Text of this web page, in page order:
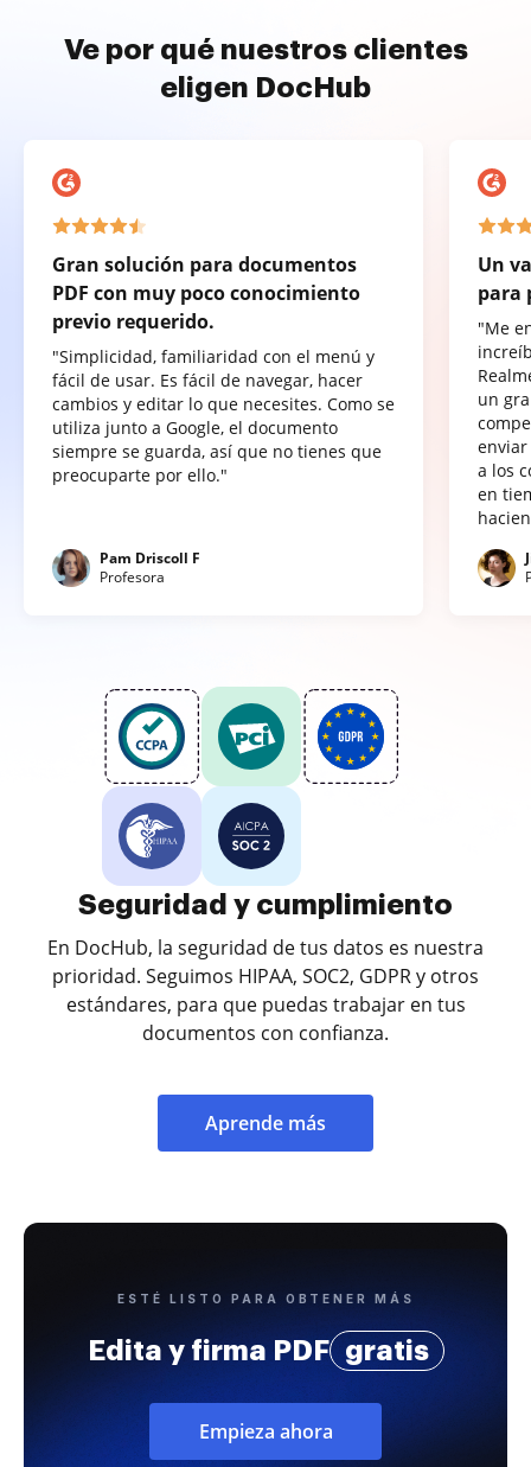
Ve por qué nuestros clientes
eligen DocHub
Gran solución para documentos
PDF con muy poco conocimiento
previo requerido.
"Simplicidad, familiaridad con el menú y
fácil de usar. Es fácil de navegar, hacer
cambios y editar lo que necesites. Como se
utiliza junto a Google, el documento
siempre se guarda, así que no tienes que
preocuparte por ello."
Pam Driscoll F
Profesora
Un
para
"Me
un
a los
en
Seguridad y cumplimiento
En DocHub, la seguridad de tus datos es nuestra
prioridad. Seguimos HIPAA, SOC2, GDPR y otros
estándares, para que puedas trabajar en tus
documentos con confianza.
Aprende más
ESTÉ LISTO PARA OBTENER MÁS
Edita y firma PDF gratis
Empieza ahora